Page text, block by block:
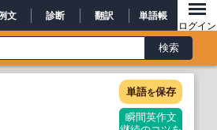
文 診断 翻訳 単語帳
ログイン
単語を保存
瞬間英作文